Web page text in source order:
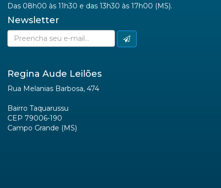
Das 08h00 às 11h30 e das 13h30 às 17h00 (MS).
Newsletter
Regina Aude Leilões
Rua Melanias Barbosa, 474
Bairro Taquarussu
CEP 79006-190
Campo Grande (MS)